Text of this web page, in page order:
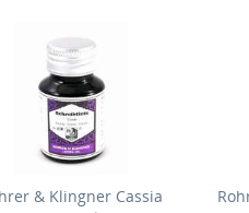
& Klingner Cassia